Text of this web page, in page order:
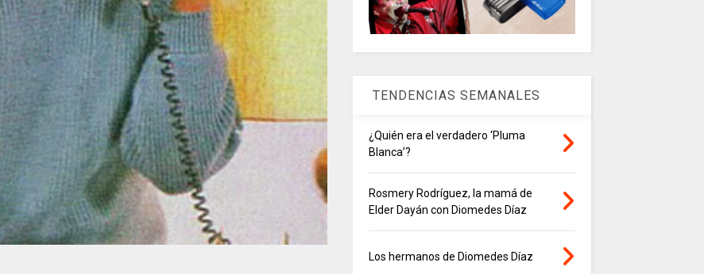
TENDENCIAS SEMANALES
¿Quién era el verdadero ‘Pluma
Blanca’?
Rosmery Rodríguez, la mamá de
Elder Dayán con Diomedes Díaz
Los hermanos de Diomedes Díaz